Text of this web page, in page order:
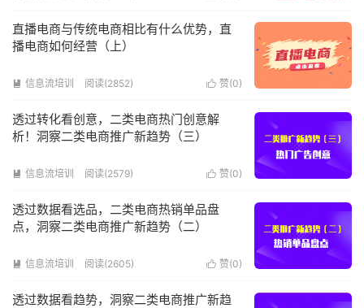
直播电商与传统电商相比有什么优势，直
播电商如何经营（上）
 赞(0)
 信息流培训 阅读(2852)
透过转化看创意，二类电商热门创意解
析！洞察二类电商推广新趋势（三）
 赞(0)
 信息流培训 阅读(2579)
透过数据看选品，二类电商热销单品盘
点，洞察二类电商推广新趋势（二）
 赞(0)
 信息流培训 阅读(2605)
透过数据看趋势，洞察二类电商推广新趋